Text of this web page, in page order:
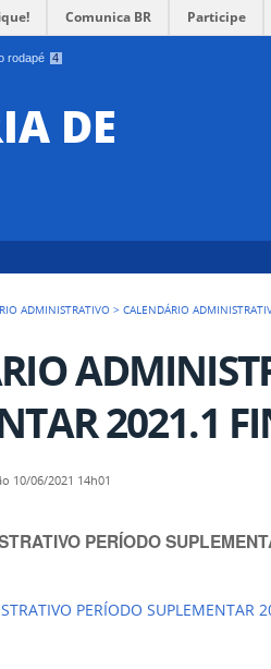
rodapé 4
Comunica BR Participe
DE
ADMINISTRATIVO >CALENDÁRIO
2021.1
10/06/2021 14h01
PERÍODO
PERÍODO SUPLEMENTAR